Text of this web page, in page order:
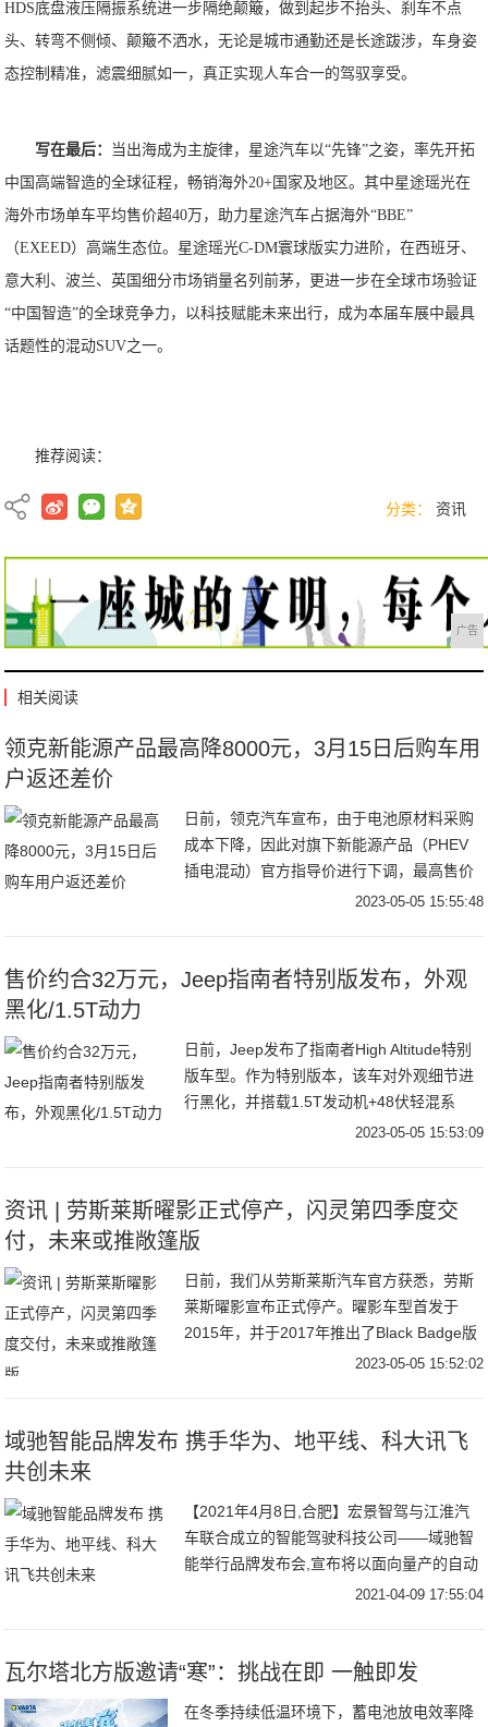
HDS底盘液压隔振系统进一步隔绝颠簸，做到起步不抬头、刹车不点
头、转弯不侧倾、颠簸不洒水，无论是城市通勤还是长途跋涉，车身姿
态控制精准，滤震细腻如一，真正实现人车合一的驾驭享受。
写在最后：
当出海成为主旋律，星途汽车以“先锋”之姿，率先开拓
中国高端智造的全球征程，畅销海外20+国家及地区。其中星途瑶光在
海外市场单车平均售价超40万，助力星途汽车占据海外“BBE”
（EXEED）高端生态位。星途瑶光C-DM寰球版实力进阶，在西班牙、
意大利、波兰、英国细分市场销量名列前茅，更进一步在全球市场验证
“中国智造”的全球竞争力，以科技赋能未来出行，成为本届车展中最具
话题性的混动SUV之一。
推荐阅读：
分类： 资讯
广告
相关阅读
领克新能源产品最高降8000元，3月15日后购车用
户返还差价
日前，领克汽车宣布，由于电池原材料采购
成本下降，因此对旗下新能源产品（PHEV
插电混动）官方指导价进行下调，最高售价
下调8000元，价格调整于2023年5月1日0时
2023-05-05 15:55:48
售价约合32万元，Jeep指南者特别版发布，外观
黑化/1.5T动力
日前，Jeep发布了指南者High Altitude特别
版车型。作为特别版本，该车对外观细节进
行黑化，并搭载1.5T发动机+48伏轻混系
统。据悉，指南者High Altitude特别版在西
2023-05-05 15:53:09
资讯 | 劳斯莱斯曜影正式停产，闪灵第四季度交
付，未来或推敞篷版
日前，我们从劳斯莱斯汽车官方获悉，劳斯
莱斯曜影宣布正式停产。曜影车型首发于
2015年，并于2017年推出了Black Badge版
车型。劳斯莱斯曜影宣布正式停产据劳斯莱
2023-05-05 15:52:02
域驰智能品牌发布 携手华为、地平线、科大讯飞
共创未来
【2021年4月8日,合肥】宏景智驾与江淮汽
车联合成立的智能驾驶科技公司——域驰智
能举行品牌发布会,宣布将以面向量产的自动
驾驶技术驱动创新,全面赋能行业。域驰智
2021-04-09 17:55:04
瓦尔塔北方版邀请“寒”：挑战在即 一触即发
在冬季持续低温环境下，蓄电池放电效率降